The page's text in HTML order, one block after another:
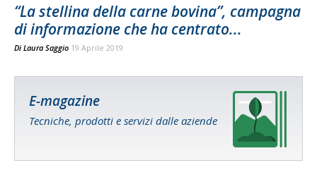
“La stellina della carne bovina”, campagna
di informazione che ha centrato...
Di Laura Saggio 19 Aprile 2019
E-magazine
Tecniche, prodotti e servizi dalle aziende